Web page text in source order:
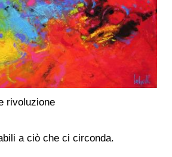
rivoluzione
a ciò che ci circonda.